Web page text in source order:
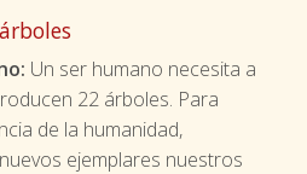
Un ser humano necesita a
22 árboles. Para
de la humanidad,
ejemplares nuestros